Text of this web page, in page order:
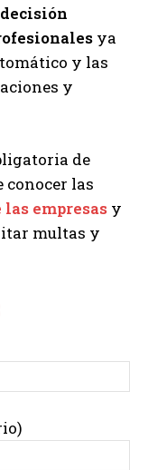
ya
y las
y
de
conocer las
empresas y
multas y